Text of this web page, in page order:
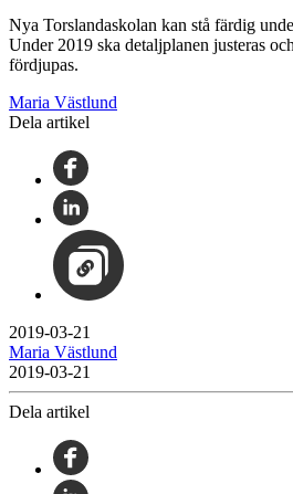
Nya Torslandaskolan kan stå färdig
Under 2019 ska detaljplanen justeras
fördjupas.
Maria Västlund
Dela artikel
2019-03-21
Maria Västlund
2019-03-21
Dela artikel